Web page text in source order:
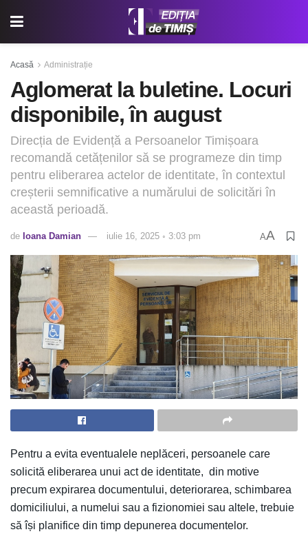
Acasă Administrație
Aglomerat la buletine. Locuri
disponibile, în august
Direcția de Evidență a Persoanelor Timișoara
recomandă cetățenilor să se programeze din timp
pentru eliberarea actelor de identitate, în contextul
creșterii semnificative a numărului de solicitări în
această perioadă.
de Ioana Damian iulie 16, 2025 ◦ 3:03 pm AA
Pentru a evita eventualele neplăceri, persoanele care
solicită eliberarea unui act de identitate, din motive
precum expirarea documentului, deteriorarea, schimbarea
domiciliului, a numelui sau a fizionomiei sau altele, trebuie
să își planifice din timp depunerea documentelor.